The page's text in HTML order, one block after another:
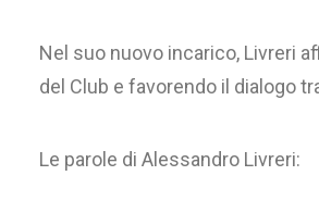
Nel suo nuovo incarico, Livreri
del Club e favorendo il dialogo
Le parole di Alessandro Livreri: